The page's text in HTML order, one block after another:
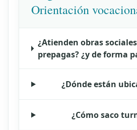
Orientación
¿Atienden obras
prepagas? ¿y de forma
¿Dónde están
¿Cómo saco